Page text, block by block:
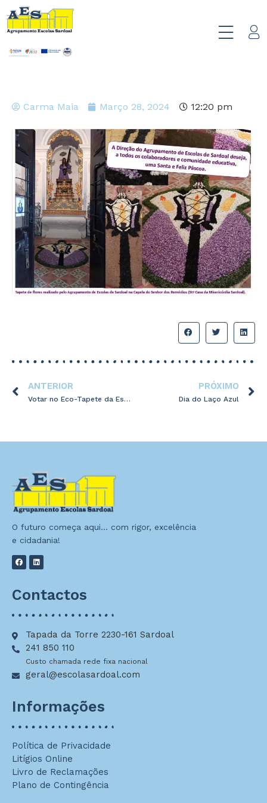
Carma Maia Março 28, 2024 12:20 pm
ANTERIOR
Votar no Eco-Tapete da Escola Básica e Secundária Dra. Judite Andrade
PRÓXIMO
Dia do Laço Azul
O futuro começa aqui… com rigor, excelência
e cidadania!
Contactos
Tapada da Torre 2230-161 Sardoal
241 850 110
Custo chamada rede fixa nacional
geral@escolasardoal.com
Informações
Política de Privacidade
Litígios Online
Livro de Reclamações
Plano de Contingência